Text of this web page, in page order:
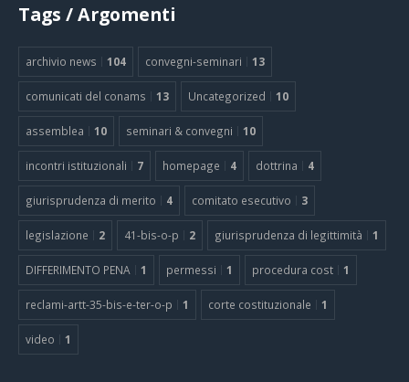
Tags / Argomenti
archivio news 104 convegni-seminari 13
comunicati del conams 13 Uncategorized 10
assemblea 10 seminari & convegni 10
incontri istituzionali 7 homepage 4 dottrina 4
giurisprudenza di merito 4 comitato esecutivo 3
legislazione 2 41-bis-o-p 2 giurisprudenza di legittimità 1
DIFFERIMENTO PENA 1 permessi 1 procedura cost 1
reclami-artt-35-bis-e-ter-o-p 1 corte costituzionale 1
video 1